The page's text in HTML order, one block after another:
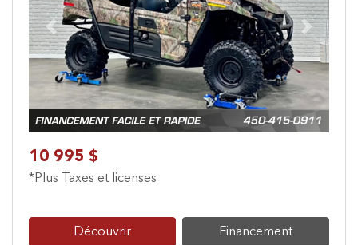
Previous Next
10 995 $
*Plus Taxes et licenses
Découvrir Financement